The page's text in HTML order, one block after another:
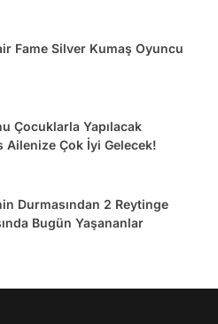
Fame Silver Kumaş Oyuncu
Çocuklarla Yapılacak
Çok İyi Gelecek!
Durmasından 2 Reytinge
Bugün Yaşananlar